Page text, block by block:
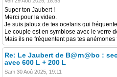
Super ton Jaubert !
Merci pour la video.
Je suis jaloux de tes ocelaris qui
Le couple est en symbiose avec le verre
Mais ils ne fréquentent pas tes anémones
Re: Le Jaubert de B@rn@bo :
avec 600 L + 200 L
Sam 30 Aoû 2025, 19:11